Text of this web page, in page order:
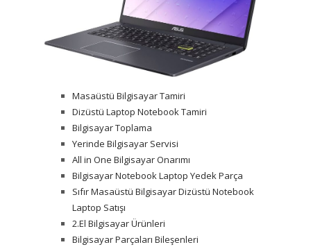
Masaüstü Bilgisayar Tamiri
Dizüstü Laptop Notebook Tamiri
Bilgisayar Toplama
Yerinde Bilgisayar Servisi
All in One Bilgisayar Onarımı
Bilgisayar Notebook Laptop Yedek Parça
Sıfır Masaüstü Bilgisayar Dizüstü Notebook
Laptop Satışı
2.El Bilgisayar Ürünleri
Bilgisayar Parçaları Bileşenleri